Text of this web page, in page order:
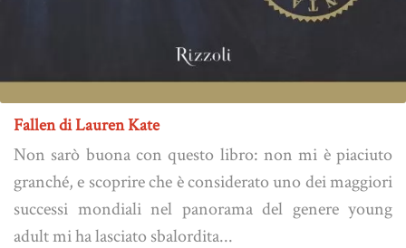
Fallen di Lauren Kate
Non sarò buona con questo libro: non mi è piaciuto
granché, e scoprire che è considerato uno dei maggiori
successi mondiali nel panorama del genere young
adult mi ha lasciato sbalordita...